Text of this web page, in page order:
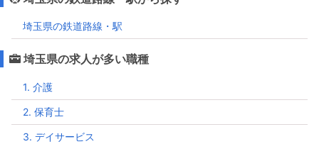
埼玉県の鉄道路線・駅
埼玉県の求人が多い職種
1. 介護
2. 保育士
3. デイサービス